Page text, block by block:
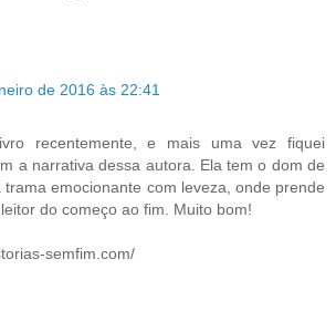
de 2016 às 22:41
recentemente, e mais uma vez fiquei
a narrativa dessa autora. Ela tem o dom de
trama emocionante com leveza, onde prende
do começo ao fim. Muito bom!
semfim.com/